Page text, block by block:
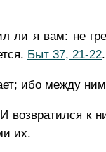
ли я вам: не
Быт 37, 21-22.
ибо между
возвратился к
их.